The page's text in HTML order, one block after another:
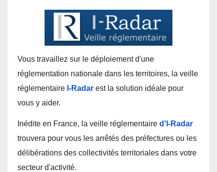
Vous travaillez sur le déploiement d'une
réglementation nationale dans les territoires, la veille
réglementaire I-Radar est la solution idéale pour
vous y aider.
Inédite en France, la veille réglementaire d'I-Radar
trouvera pour vous les arrêtés des préfectures ou les
délibérations des collectivités territoriales dans votre
secteur d'activité.